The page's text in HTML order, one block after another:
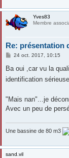
Yves83
Membre
Re: présentation
M
s
a
24 oct. 2017, 10:15
Ba oui ,car vu la
identification
"Mais nan"...je
Avec un peu de
Une bassine de 80 m3
sand.vil